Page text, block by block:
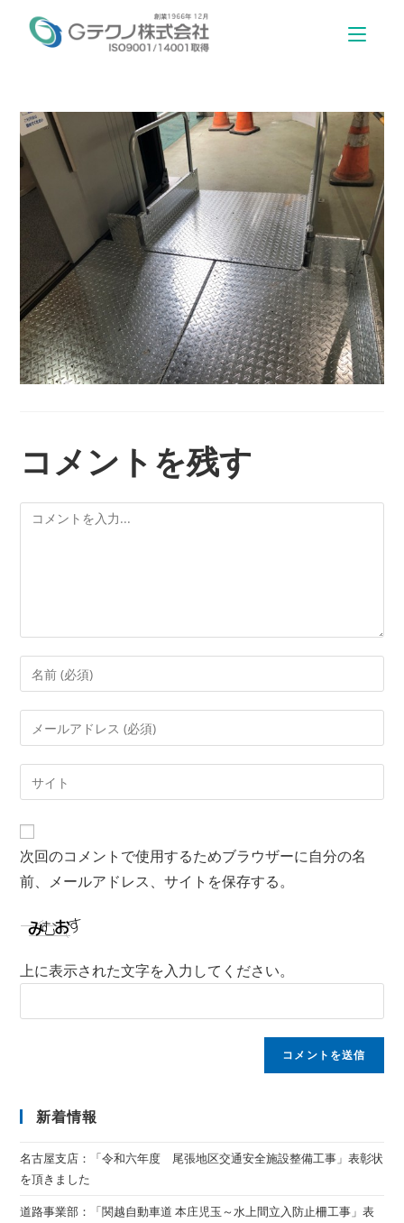
コメントを残す
次回のコメントで使用するためブラウザーに自分の名
前、メールアドレス、サイトを保存する。
上に表示された文字を入力してください。
新着情報
名古屋支店：「令和六年度 尾張地区交通安全施設整備工事」表彰状
を頂きました
道路事業部：「関越自動車道 本庄児玉～水上間立入防止柵工事」表